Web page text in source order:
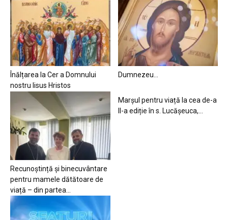
Înălțarea la Cer a Domnului
nostru Iisus Hristos
Dumnezeu…
Recunoștință și binecuvântare
pentru mamele dătătoare de
viață – din partea...
Marșul pentru viață la cea de-a
II-a ediție în s. Lucășeuca,...